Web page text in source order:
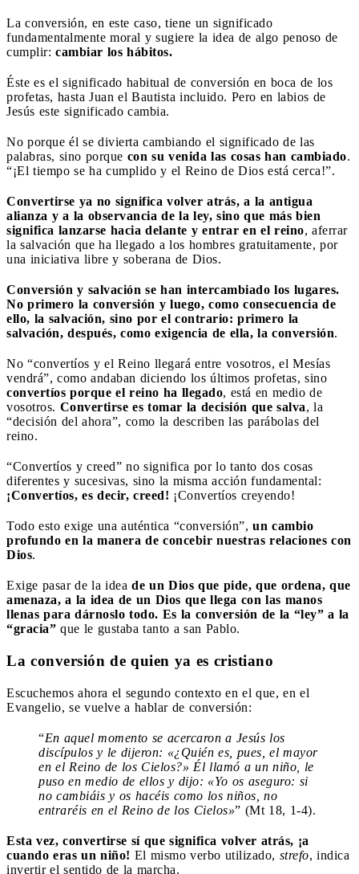
La conversión, en este caso, tiene un significado
fundamentalmente moral y sugiere la idea de algo penoso de
cumplir: cambiar los hábitos.
Éste es el significado habitual de conversión en boca de los
profetas, hasta Juan el Bautista incluido. Pero en labios de
Jesús este significado cambia.
No porque él se divierta cambiando el significado de las
palabras, sino porque con su venida las cosas han cambiado.
“¡El tiempo se ha cumplido y el Reino de Dios está cerca!”.
Convertirse ya no significa volver atrás, a la antigua
alianza y a la observancia de la ley, sino que más bien
significa lanzarse hacia delante y entrar en el reino, aferrar
la salvación que ha llegado a los hombres gratuitamente, por
una iniciativa libre y soberana de Dios.
Conversión y salvación se han intercambiado los lugares.
No primero la conversión y luego, como consecuencia de
ello, la salvación, sino por el contrario: primero la
salvación, después, como exigencia de ella, la conversión.
No “convertíos y el Reino llegará entre vosotros, el Mesías
vendrá”, como andaban diciendo los últimos profetas, sino
convertíos porque el reino ha llegado, está en medio de
vosotros. Convertirse es tomar la decisión que salva, la
“decisión del ahora”, como la describen las parábolas del
reino.
“Convertíos y creed” no significa por lo tanto dos cosas
diferentes y sucesivas, sino la misma acción fundamental:
¡Convertíos, es decir, creed! ¡Convertíos creyendo!
Todo esto exige una auténtica “conversión”, un cambio
profundo en la manera de concebir nuestras relaciones con
Dios.
Exige pasar de la idea de un Dios que pide, que ordena, que
amenaza, a la idea de un Dios que llega con las manos
llenas para dárnoslo todo. Es la conversión de la “ley” a la
“gracia” que le gustaba tanto a san Pablo.
La conversión de quien ya es cristiano
Escuchemos ahora el segundo contexto en el que, en el
Evangelio, se vuelve a hablar de conversión:
“En aquel momento se acercaron a Jesús los
discípulos y le dijeron: «¿Quién es, pues, el mayor
en el Reino de los Cielos?» Él llamó a un niño, le
puso en medio de ellos y dijo: «Yo os aseguro: si
no cambiáis y os hacéis como los niños, no
entraréis en el Reino de los Cielos»” (Mt 18, 1-4).
Esta vez, convertirse sí que significa volver atrás, ¡a
cuando eras un niño! El mismo verbo utilizado, strefo, indica
invertir el sentido de la marcha.